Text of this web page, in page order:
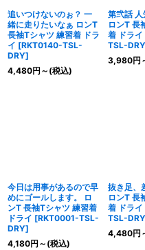
追いつけないのぉ？ 一
緒に走りたいなぁ ロンT
長袖Tシャツ 練習着 ドラ
イ [RKT0140-TSL-
DRY]
4,480円 ～ (税込)
第弐話
ロンT 長
着 ドライ
TSL-DRY
3,980円
今日は用事があるので早
めにゴールします。 ロ
ンT 長袖Tシャツ 練習着
ドライ [RKT0001-TSL-
DRY]
4,180円 ～ (税込)
抜き足、
ロンT 長
着 ドライ
TSL-DRY
4,480円